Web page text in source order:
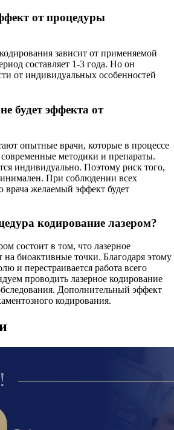
от процедуры
зависит от применяемой
составляет 1-3 года. Но он
от индивидуальных особенностей
будет эффекта от
опытные врачи, которые в процессе
методики и препараты.
индивидуально. Поэтому риск того,
При соблюдении всех
врача желаемый эффект будет
кодирование лазером?
состоит в том, что лазерное
на биоактивные точки. Благодаря этому
и перестраивается работа всего
проводить лазерное кодирование
Дополнительный эффект
кодирования.